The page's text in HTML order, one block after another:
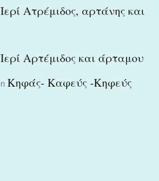
Ατρέμιδος, αρτάνης και
Αρτέμιδος και άρταμου
Κηφάς- Καφεύς -Κηφεύς